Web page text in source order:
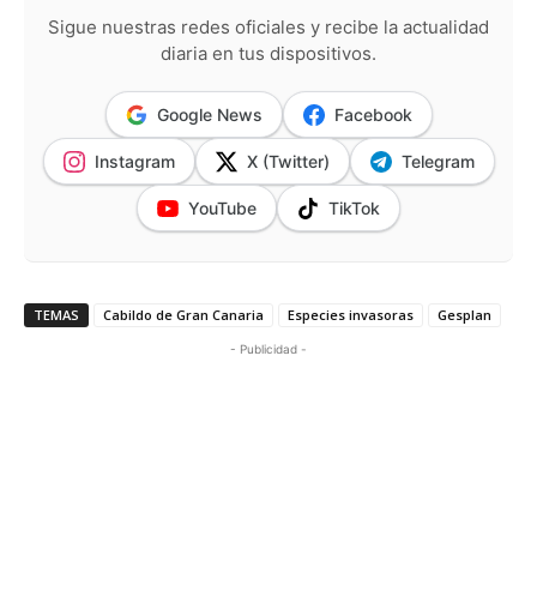
Sigue nuestras redes oficiales y recibe la actualidad
diaria en tus dispositivos.
Google News Facebook
Instagram X (Twitter) Telegram
YouTube TikTok
TEMAS Cabildo de Gran Canaria Especies invasoras Gesplan
- Publicidad -